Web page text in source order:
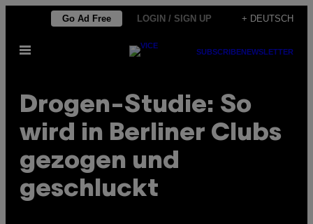
content
Go Ad Free LOGIN / SIGN UP + DEUTSCH
Open
SUBSCRIBENEWSLETTER
Drogen-Studie: So
wird in Berliner Clubs
gezogen und
geschluckt